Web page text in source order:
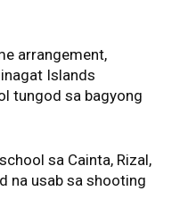
arrangement,
Islands
tungod sa bagyong
sa Cainta, Rizal,
na usab sa shooting